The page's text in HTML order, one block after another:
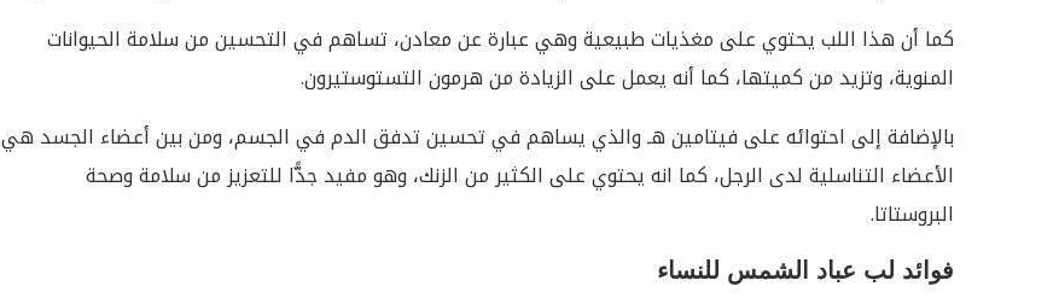
كما أن هذا اللب يحتوي على مغذيات طبيعية وهي عبارة عن معادن، تساهم في التحسين من سلامة الحيوانات
المنوية، وتزيد من كميتها، كما أنه يعمل على الزيادة من هرمون التستوستيرون.
بالإضافة إلى احتوائه على فيتامين هـ والذي يساهم في تحسين تدفق الدم في الجسم، ومن بين أعضاء الجسد هي
الأعضاء التناسلية لدى الرجل، كما انه يحتوي على الكثير من الزنك، وهو مفيد جدًّا للتعزيز من سلامة وصحة
البروستاتا.
فوائد لب عباد الشمس للنساء